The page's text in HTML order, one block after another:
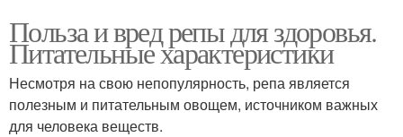
Польза и вред репы для здоровья.
Питательные характеристики
Несмотря на свою непопулярность, репа является
полезным и питательным овощем, источником важных
для человека веществ.